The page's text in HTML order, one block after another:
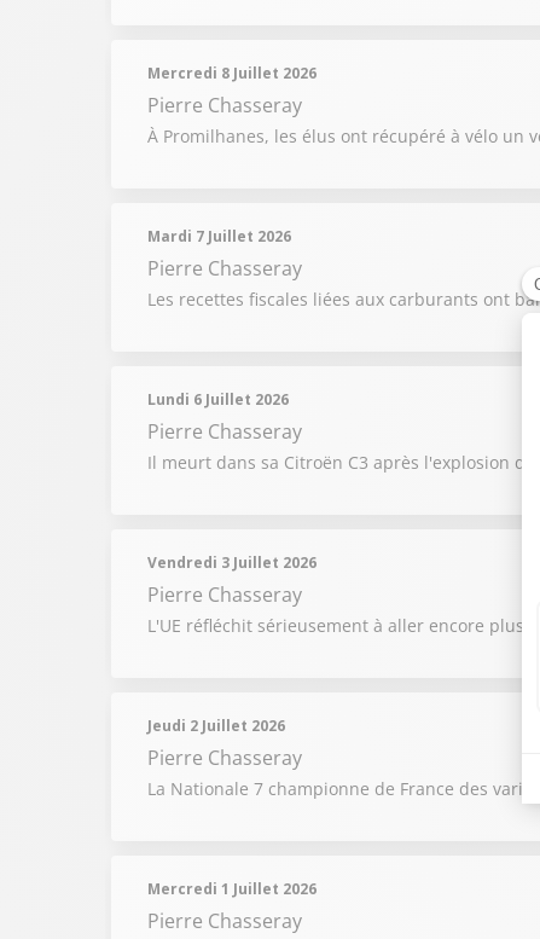
Mercredi 8 Juillet 2026
Pierre Chasseray
À Promilhanes, les élus ont récupéré à vélo un
Mardi 7 Juillet 2026
Pierre Chasseray
Les recettes fiscales liées aux carburants ont
Lundi 6 Juillet 2026
Pierre Chasseray
Il meurt dans sa Citroën C3 après l'explosion
Vendredi 3 Juillet 2026
Pierre Chasseray
L'UE réfléchit sérieusement à aller encore plus
Jeudi 2 Juillet 2026
Pierre Chasseray
La Nationale 7 championne de France des
Mercredi 1 Juillet 2026
Pierre Chasseray